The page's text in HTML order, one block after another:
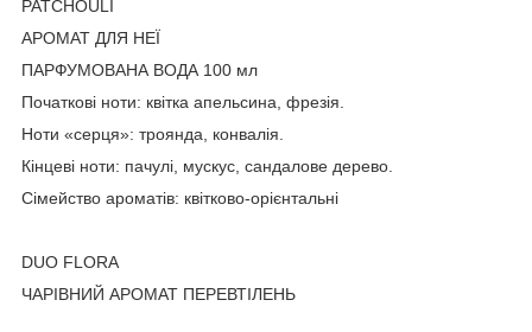
PATCHOULI
АРОМАТ ДЛЯ НЕЇ
ПАРФУМОВАНА ВОДА 100 мл
Початкові ноти: квітка апельсина, фрезія.
Ноти «серця»: троянда, конвалія.
Кінцеві ноти: пачулі, мускус, сандалове дерево.
Сімейство ароматів: квітково-орієнтальні
DUO FLORA
ЧАРІВНИЙ АРОМАТ ПЕРЕВТІЛЕНЬ